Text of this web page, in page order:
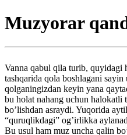
Muzyorar
Vanna qabul qila turib, quyidagi
tashqarida qola boshlagani
qolganingizdan keyin yana
bu holat nahang uchun
bo’lishdan asraydi. Yuqorida
“quruqlikdagi” og’irlikka
Bu usul ham muz uncha qalin